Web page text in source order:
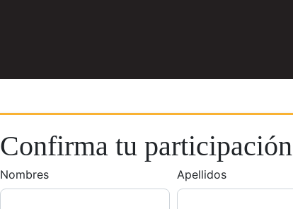
Confirma tu participación
Nombres Apellidos